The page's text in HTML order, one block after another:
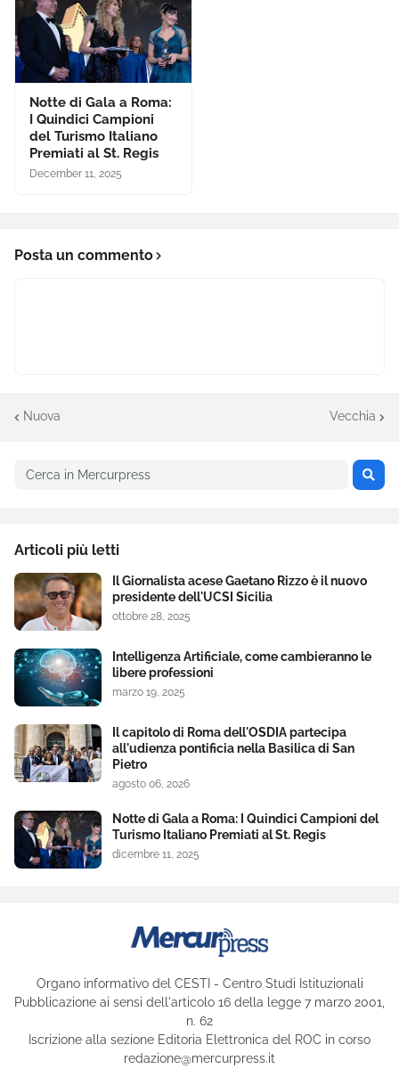
Notte di Gala a Roma:
I Quindici Campioni
del Turismo Italiano
Premiati al St. Regis
December 11, 2025
Posta un commento
Nuova Vecchia
Articoli più letti
Il Giornalista acese Gaetano Rizzo è il nuovo
presidente dell'UCSI Sicilia
ottobre 28, 2025
Intelligenza Artificiale, come cambieranno le
libere professioni
marzo 19, 2025
Il capitolo di Roma dell'OSDIA partecipa
all'udienza pontificia nella Basilica di San
Pietro
agosto 06, 2026
Notte di Gala a Roma: I Quindici Campioni del
Turismo Italiano Premiati al St. Regis
dicembre 11, 2025
Organo informativo del CESTI - Centro Studi Istituzionali
Pubblicazione ai sensi dell'articolo 16 della legge 7 marzo 2001,
n. 62
Iscrizione alla sezione Editoria Elettronica del ROC in corso
redazione@mercurpress.it